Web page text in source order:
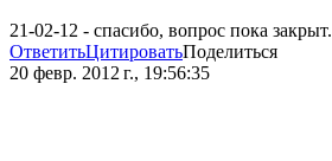
21-02-12 - спасибо, вопрос пока закрыт.
ОтветитьЦитироватьПоделиться
20 февр. 2012 г., 19:56:35